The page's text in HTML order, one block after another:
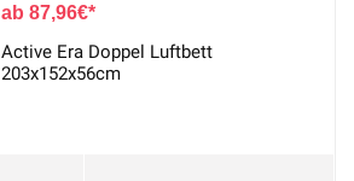
87,96€
Active Era Doppel Luftbett
203x152x56cm